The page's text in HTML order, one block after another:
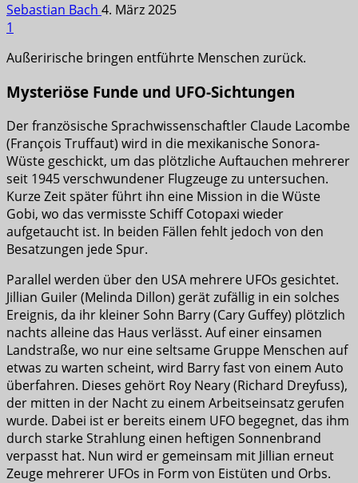
Sebastian Bach 4. März 2025
1
Außerirische bringen entführte Menschen zurück.
Mysteriöse Funde und UFO-Sichtungen
Der französische Sprachwissenschaftler Claude Lacombe
(François Truffaut) wird in die mexikanische Sonora-
Wüste geschickt, um das plötzliche Auftauchen mehrerer
seit 1945 verschwundener Flugzeuge zu untersuchen.
Kurze Zeit später führt ihn eine Mission in die Wüste
Gobi, wo das vermisste Schiff Cotopaxi wieder
aufgetaucht ist. In beiden Fällen fehlt jedoch von den
Besatzungen jede Spur.
Parallel werden über den USA mehrere UFOs gesichtet.
Jillian Guiler (Melinda Dillon) gerät zufällig in ein solches
Ereignis, da ihr kleiner Sohn Barry (Cary Guffey) plötzlich
nachts alleine das Haus verlässt. Auf einer einsamen
Landstraße, wo nur eine seltsame Gruppe Menschen auf
etwas zu warten scheint, wird Barry fast von einem Auto
überfahren. Dieses gehört Roy Neary (Richard Dreyfuss),
der mitten in der Nacht zu einem Arbeitseinsatz gerufen
wurde. Dabei ist er bereits einem UFO begegnet, das ihm
durch starke Strahlung einen heftigen Sonnenbrand
verpasst hat. Nun wird er gemeinsam mit Jillian erneut
Zeuge mehrerer UFOs in Form von Eistüten und Orbs.